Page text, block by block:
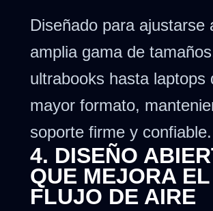
Diseñado para ajustarse
amplia gama de
ultrabooks hasta laptops
mayor formato,
soporte firme y confiable.
4. DISEÑO
QUE MEJORA EL
FLUJO DE AIRE